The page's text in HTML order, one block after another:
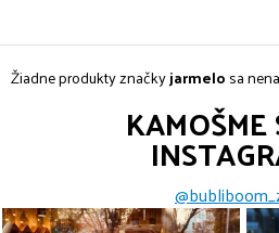
Žiadne produkty značkyjarmelo sa